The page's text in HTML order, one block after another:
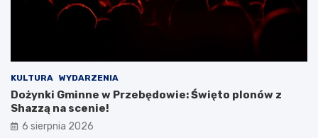
e
j
w
y
i
KULTURA WYDARZENIA
Dożynki Gminne w Przebędowie: Święto plonów z
Shazzą na scenie!
6 sierpnia 2026